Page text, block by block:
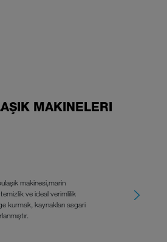
MAKINELERI
makinesi,marin
ve ideal verimlilik
kurmak, kaynakları asgari